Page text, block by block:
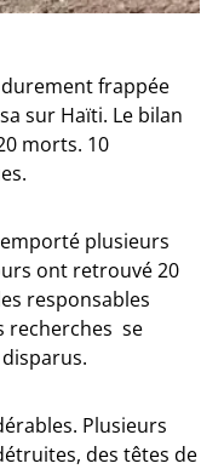
frappée
sur Haïti. Le bilan
morts. 10
plusieurs
ont retrouvé 20
responsables
recherches se
Plusieurs
des têtes de